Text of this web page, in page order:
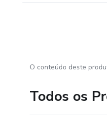
O conteúdo deste
Todos os